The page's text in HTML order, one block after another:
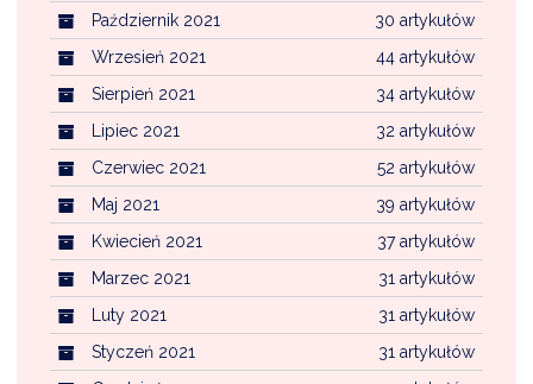
30 artykułów
Październik 2021
44 artykułów
Wrzesień 2021
34 artykułów
Sierpień 2021
32 artykułów
Lipiec 2021
52 artykułów
Czerwiec 2021
39 artykułów
Maj 2021
37 artykułów
Kwiecień 2021
31 artykułów
Marzec 2021
31 artykułów
Luty 2021
31 artykułów
Styczeń 2021